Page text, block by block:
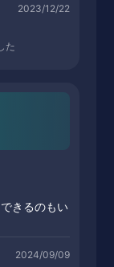
2023/12/22
た
きるのもい
2024/09/09